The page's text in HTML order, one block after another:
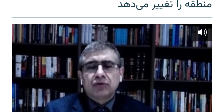
منطقه را تغییر می‌دهد